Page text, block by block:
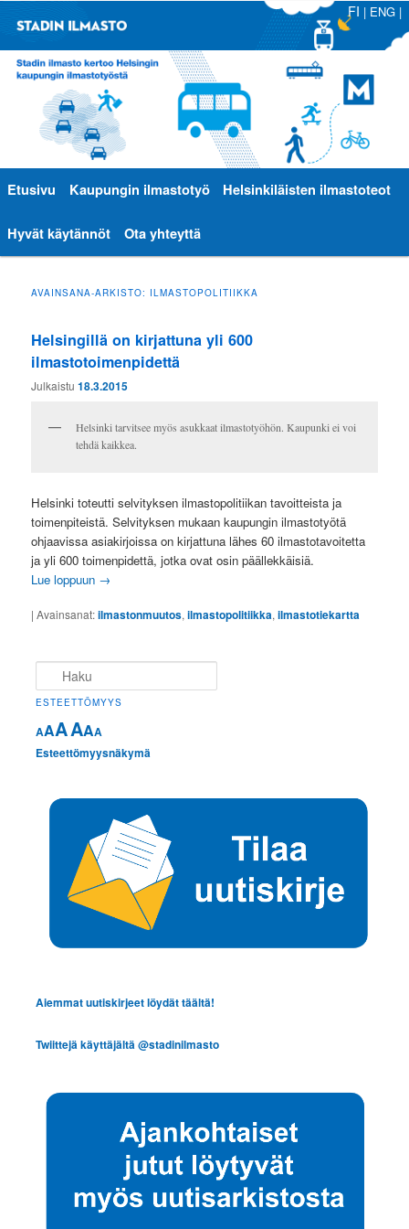
FI | ENG|
Päävalikko
Siirry
sisältöön
Siirry
toissijaiseen
Etusivu Kaupungin ilmastotyö Helsinkiläisten ilmastoteot
Hyvät käytännöt Ota yhteyttä
AVAINSANA-ARKISTO: ILMASTOPOLITIIKKA
Helsingillä on kirjattuna yli 600
ilmastotoimenpidettä
Julkaistu18.3.2015
Helsinki tarvitsee myös asukkaat ilmastotyöhön. Kaupunki ei voi
tehdä kaikkea.
Helsinki toteutti selvityksen ilmastopolitiikan tavoitteista ja
toimenpiteistä. Selvityksen mukaan kaupungin ilmastotyötä
ohjaavissa asiakirjoissa on kirjattuna lähes 60 ilmastotavoitetta
ja yli 600 toimenpidettä, jotka ovat osin päällekkäisiä.
Lue loppuun →
|Avainsanat:ilmastonmuutos,ilmastopolitiikka,ilmastotiekartta
ESTEETTÖMYYS
AAAAAA
Esteettömyysnäkymä
Aiemmat uutiskirjeet löydät täältä!
Twiittejä käyttäjältä @stadinilmasto